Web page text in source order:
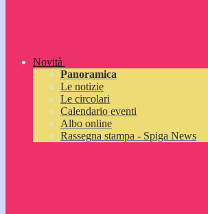
Novità
Panoramica
Le notizie
Le circolari
Calendario eventi
Albo online
Rassegna stampa - Spiga News